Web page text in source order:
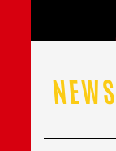
NEWS